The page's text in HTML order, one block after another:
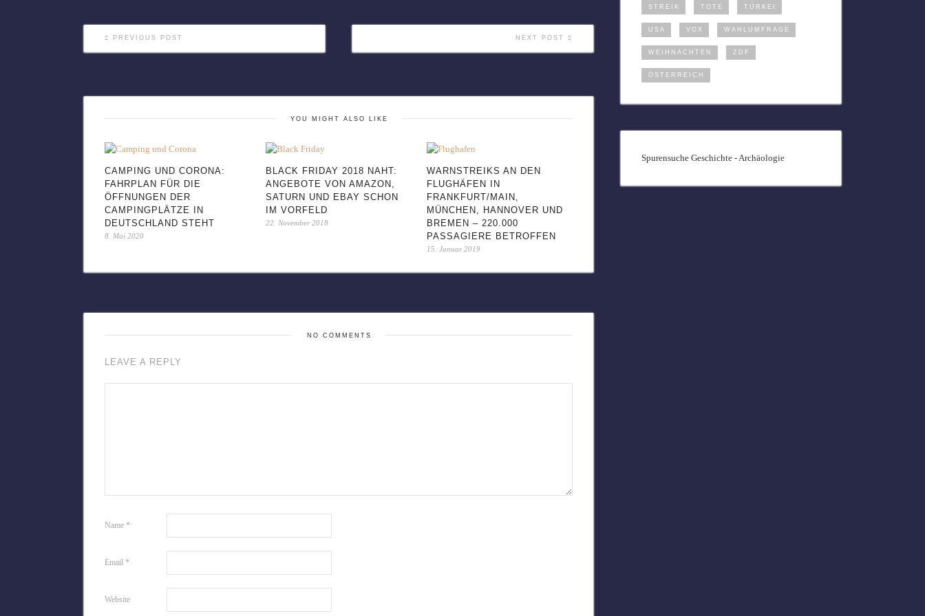
PREVIOUS POST NEXT POST
YOU MIGHT ALSO LIKE
CAMPING UND CORONA:
FAHRPLAN FÜR DIE
ÖFFNUNGEN DER
CAMPINGPLÄTZE IN
DEUTSCHLAND STEHT
8. Mai 2020
BLACK FRIDAY 2018 NAHT:
ANGEBOTE VON AMAZON,
SATURN UND EBAY SCHON
IM VORFELD
22. November 2018
WARNSTREIKS AN DEN
FLUGHÄFEN IN
FRANKFURT/MAIN,
MÜNCHEN, HANNOVER UND
BREMEN – 220.000
PASSAGIERE BETROFFEN
15. Januar 2019
NO COMMENTS
LEAVE A REPLY
Name *
Email *
Website
STREIK TOTE TÜRKEI
USA VOX WAHLUMFRAGE
WEIHNACHTEN ZDF
ÖSTERREICH
Spurensuche Geschichte - Archäologie